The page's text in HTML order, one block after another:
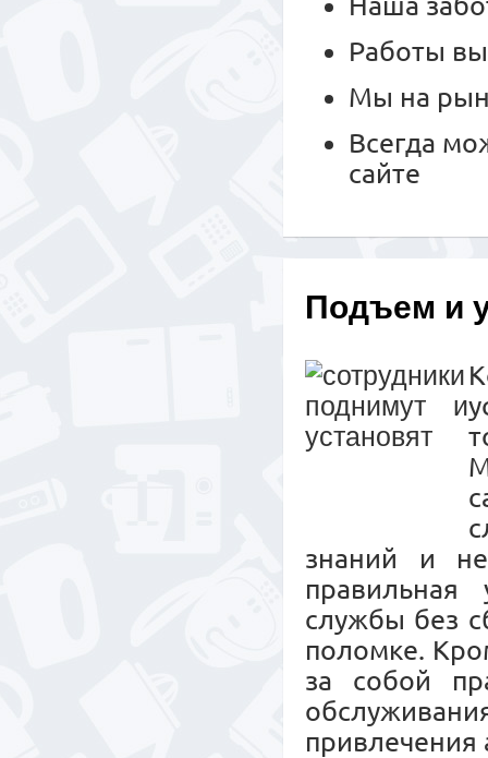
Работы
Мы на
Всегда
сайте
Подъем и
знаний и
правильная
службы без
поломке.
за собой
привлечения